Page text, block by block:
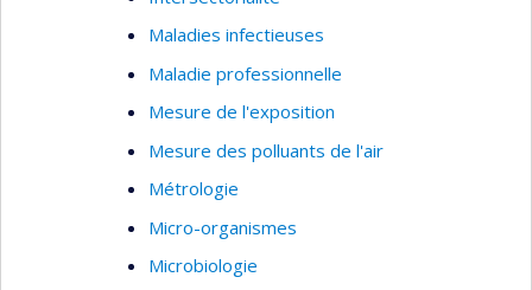
Maladies infectieuses
Maladie professionnelle
Mesure de l'exposition
Mesure des polluants de l'air
Métrologie
Micro-organismes
Microbiologie